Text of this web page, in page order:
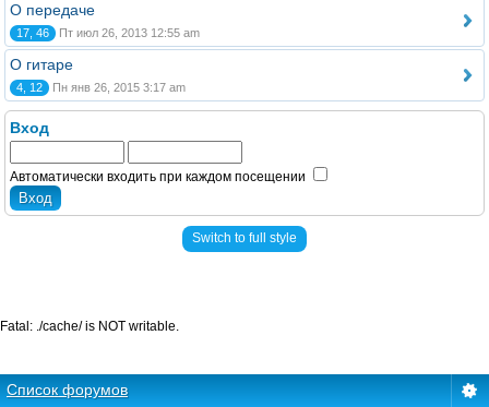
О передаче
17, 46 Пт июл 26, 2013 12:55 am
О гитаре
4, 12 Пн янв 26, 2015 3:17 am
Вход
Автоматически входить при каждом посещении
Switch to full style
Список форумов
Fatal: ./cache/ is NOT writable.